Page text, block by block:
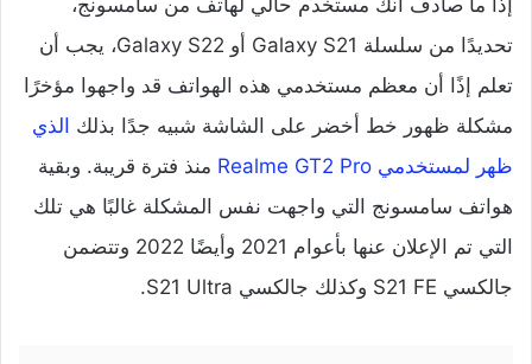
تحديدًا من سلسلة Galaxy S21 أو Galaxy S22، يجب أن
تعلم إذًا أن معظم مستخدمي هذه الهواتف قد واجهوا مؤخرًا
مشكلة ظهور خط أخضر على الشاشة شبيه جدًا بذلك الذي
ظهر لمستخدمي Realme GT2 Pro
منذ فترة قريبة. وبقية
هواتف سامسونج التي واجهت نفس المشكلة غالبًا هي تلك
التي تم الإعلان عنها بأعوام 2021 وأيضًا 2022 وتتضمن
جالكسي S21 FE وكذلك جالكسي S21 Ultra.